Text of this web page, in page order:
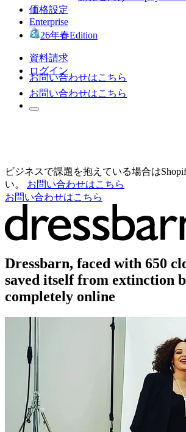
価格設定
Enterprise
26年春Edition
資料請求
ログイン
お問い合わせはこちら
お問い合わせはこちら
ビジネスで課題を抱えている場合は
い。
お問い合わせはこちら
お問い合わせはこちら
Dressbarn, faced with 650
saved itself from extinction
completely online